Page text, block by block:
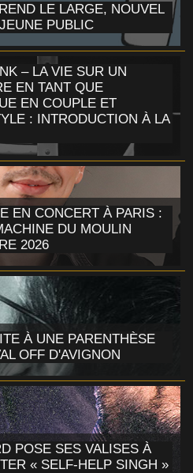
LE LARGE, NOUVEL
PUBLIC
– LA VIE SUR UN
EN TANT QUE
EN COUPLE ET
: INTRODUCTION À LA
EN CONCERT À PARIS :
DU MOULIN
2026
À UNE PARENTHÈSE
OFF D'AVIGNON
POSE SES VALISES À
« SELF-HELP SINGH »